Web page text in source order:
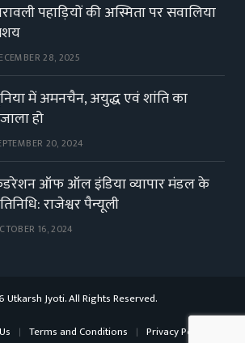
पहाड़ियों की अस्मिता पर सवालिया
28, 2025
में अमनचैन, अयुद्ध एवं शांति का
हो
20, 2024
ऑफ ऑल इंडिया व्यापार मंडल के
राजेश्वर पैन्यूली
16, 2024
Jyoti. All Rights Reserved.
Terms and Conditions Privacy Policy